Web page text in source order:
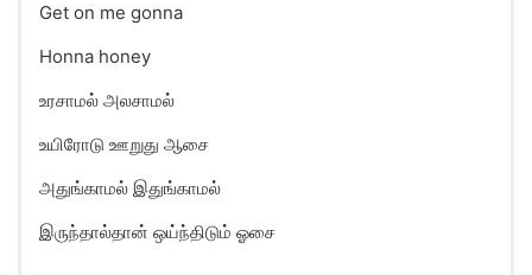
Get on me gonna
Honna honey
உரசாமல் அலசாமல்
உயிரோடு ஊறுது ஆசை
அதுங்காமல் இதுங்காமல்
இருந்தால்தான் ஒய்ந்திடும் ஓசை